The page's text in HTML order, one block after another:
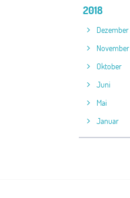
2018
Dezember
November
Oktober
Juni
Mai
Januar